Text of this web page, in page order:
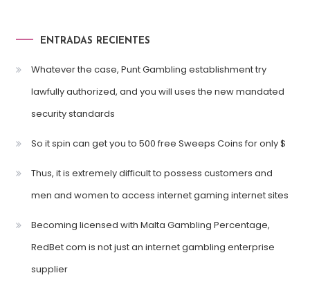
ENTRADAS RECIENTES
Whatever the case, Punt Gambling establishment try
lawfully authorized, and you will uses the new mandated
security standards
So it spin can get you to 500 free Sweeps Coins for only $
Thus, it is extremely difficult to possess customers and
men and women to access internet gaming internet sites
Becoming licensed with Malta Gambling Percentage,
RedBet com is not just an internet gambling enterprise
supplier